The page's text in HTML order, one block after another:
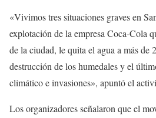
«Vivimos tres situaciones graves en
explotación de la empresa Coca-Cola
de la ciudad, le quita el agua a más de
destrucción de los humedales y el
climático e invasiones», apuntó el
Los organizadores señalaron que el